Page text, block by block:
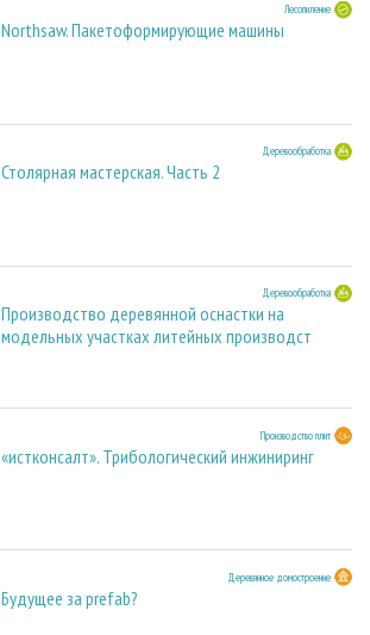
Лесопиление
Northsaw. Пакетоформирующие машины
Деревообработка
Столярная мастерская. Часть 2
Деревообработка
Производство деревянной оснастки на
модельных участках литейных производст
Производство плит
«истконсалт». Трибологический инжиниринг
Деревянное домостроение
Будущее за prefab?